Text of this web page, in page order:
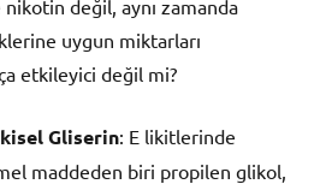
değil, aynı zamanda
uygun miktarları
etkileyici değil mi?
Gliserin: E likitlerinde
maddeden biri propilen glikol,